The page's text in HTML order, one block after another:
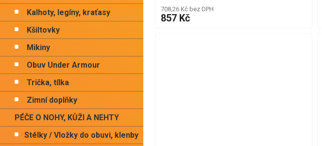
Kalhoty, legíny, kraťasy
Kšiltovky
Mikiny
Obuv Under Armour
Trička, tílka
Zimní doplňky
PÉČE O NOHY, KŮŽI A NEHTY
Stélky / Vložky do obuvi, klenby
708,26 Kč bez DPH
857 Kč